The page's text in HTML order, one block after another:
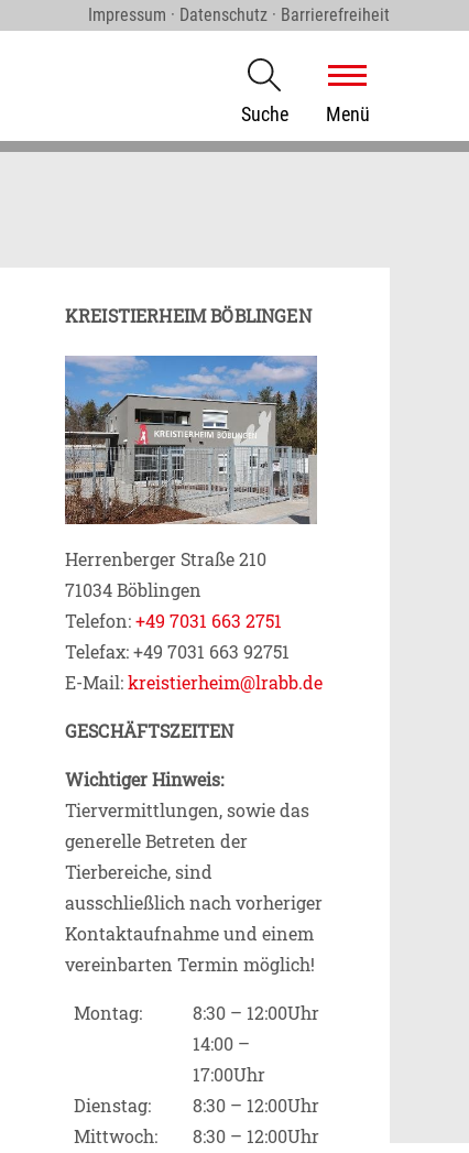
Impressum · Datenschutz · Barrierefreiheit
Suche Menü
KREISTIERHEIM BÖBLINGEN
Herrenberger Straße 210
71034 Böblingen
Telefon:+49 7031 663 2751
Telefax: +49 7031 663 92751
E-Mail:kreistierheim@lrabb.de
GESCHÄFTSZEITEN
Wichtiger Hinweis:
Tiervermittlungen, sowie das
generelle Betreten der
Tierbereiche, sind
ausschließlich nach vorheriger
Kontaktaufnahme und einem
vereinbarten Termin möglich!
Montag:
8:30 – 12:00Uhr
14:00 –
17:00Uhr
Dienstag:
8:30 – 12:00Uhr
Mittwoch:
8:30 – 12:00Uhr